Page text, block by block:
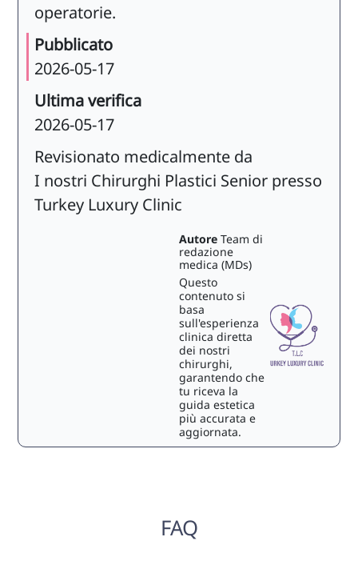
operatorie.
Pubblicato
2026-05-17
Ultima verifica
2026-05-17
Revisionato medicalmente da
I nostri Chirurghi Plastici Senior presso
Turkey Luxury Clinic
Autore Team di
redazione
medica (MDs)
Questo
contenuto si
basa
sull'esperienza
clinica diretta
dei nostri
chirurghi,
garantendo che
tu riceva la
guida estetica
più accurata e
aggiornata.
FAQ